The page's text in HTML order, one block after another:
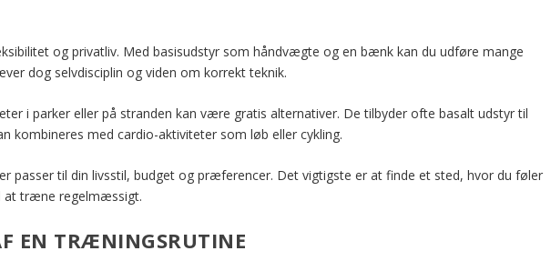
og privatliv. Med basisudstyr som håndvægte og en bænk kan du udføre mange
dog selvdisciplin og viden om korrekt teknik.
i parker eller på stranden kan være gratis alternativer. De tilbyder ofte basalt udstyr til
kombineres med cardio-aktiviteter som løb eller cykling.
passer til din livsstil, budget og præferencer. Det vigtigste er at finde et sted, hvor du føler
at træne regelmæssigt.
EN TRÆNINGSRUTINE